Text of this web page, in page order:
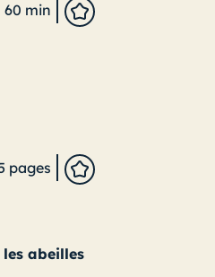
60 min
pages
abeilles